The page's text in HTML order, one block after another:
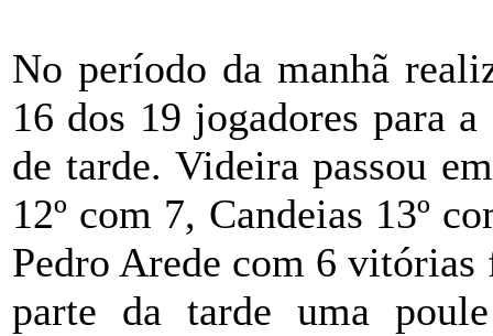
No período da manhã
16 dos 19 jogadores para
de tarde. Videira passou
12º com 7, Candeias 13º
Pedro Arede com 6 vitórias
parte da tarde uma